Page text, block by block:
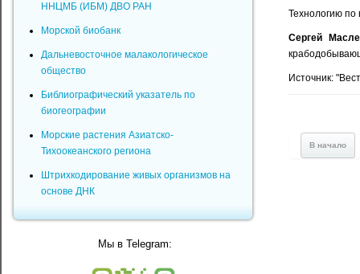
Технологию по
Сергей
Источник:
В начало
ННЦМБ (ИБМ) ДВО РАН
Морской биобанк
Дальневосточное малакологическое
общество
Библиографический указатель по
биогеографии
Морские растения Азиатско-
Тихоокеанского региона
Штрихкодирование живых организмов на
основе ДНК
Мы в Telegram: